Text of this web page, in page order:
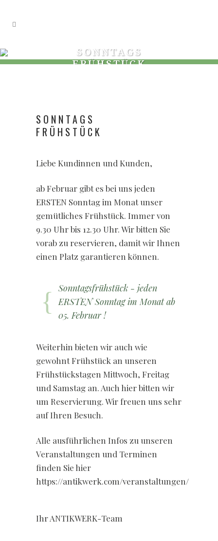
SONNTAGS
FRÜHSTÜCK
SONNTAGS
FRÜHSTÜCK
Liebe Kundinnen und Kunden,
ab Februar gibt es bei uns jeden
ERSTEN Sonntag im Monat unser
gemütliches Frühstück. Immer von
9.30 Uhr bis 12.30 Uhr. Wir bitten Sie
vorab zu reservieren, damit wir Ihnen
einen Platz garantieren können.
Sonntagsfrühstück - jeden
ERSTEN Sonntag im Monat ab
05. Februar !
Weiterhin bieten wir auch wie
gewohnt Frühstück an unseren
Frühstückstagen Mittwoch, Freitag
und Samstag an. Auch hier bitten wir
um Reservierung. Wir freuen uns sehr
auf Ihren Besuch.
Alle ausführlichen Infos zu unseren
Veranstaltungen und Terminen
finden Sie hier
https://antikwerk.com/veranstaltungen/
Ihr ANTIKWERK-Team